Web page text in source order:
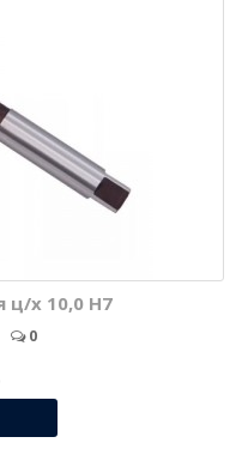
ц/х 10,0 Н7
0